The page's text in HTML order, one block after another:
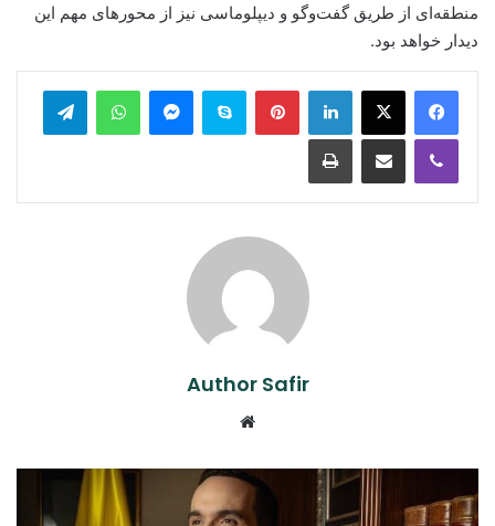
منطقه‌ای از طریق گفت‌وگو و دیپلوماسی نیز از محورهای مهم این
دیدار خواهد بود.
LinkedIn
Pinterest
Skype
Messenger
WhatsApp
Viber
Share via Email
Print
Author Safir